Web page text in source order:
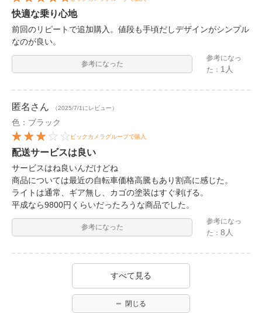
快適な乗り心地
前回のリピートで追加購入。値段も手頃だしデザインがシンプル
なのが良い。
参考になった
参考になっ
た： 1人
匿名 さん （2025/7/1にレビュー）
色：ブラック
ビックカメラグループで購入
配送サービスは良い
サービスはね良いんだけどね
商品については最近の自転車価格高騰もあり割高に感じた。
ライトは通常、ギア無し、カゴの塗装はすぐ剥げる。
平成なら9800円くらいだったろうな商品でした。
参考になった
参考になっ
た：8人
すべて見る
閉じる